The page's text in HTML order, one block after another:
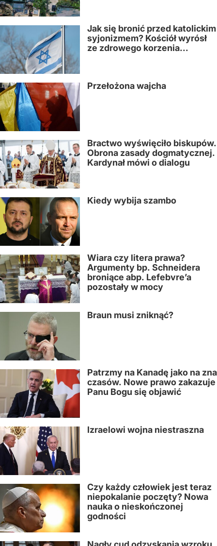
Jak się bronić przed katolickim
syjonizmem? Kościół wyrósł
ze zdrowego korzenia...
Przełożona wajcha
Bractwo wyświęciło biskupów.
Obrona zasady dogmatycznej.
Kardynał mówi o dialogu
Kiedy wybija szambo
Wiara czy litera prawa?
Argumenty bp. Schneidera
broniące abp. Lefebvre’a
pozostały w mocy
Braun musi zniknąć?
Patrzmy na Kanadę jako na
czasów. Nowe prawo zakazuje
Panu Bogu się objawić
Izraelowi wojna niestraszna
Czy każdy człowiek jest teraz
niepokalanie poczęty? Nowa
nauka o nieskończonej
godności